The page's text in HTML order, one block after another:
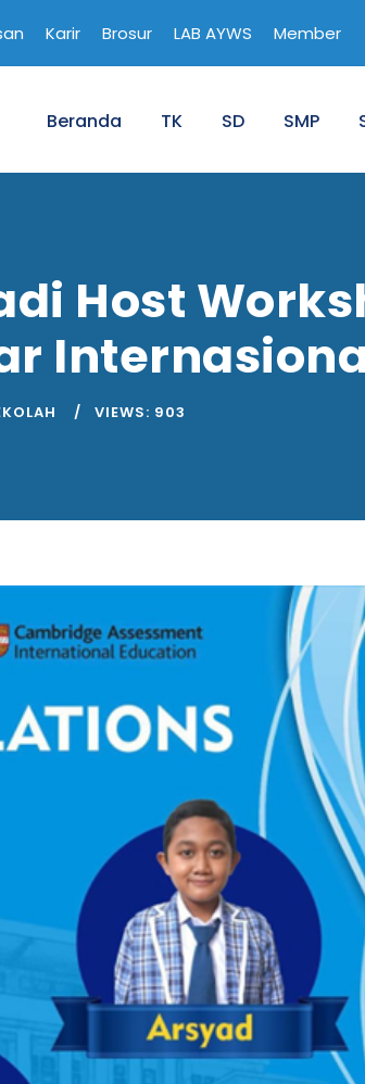
Karir Brosur LAB AYWS Member
Beranda TK SD SMP
Host
VIEWS: 903